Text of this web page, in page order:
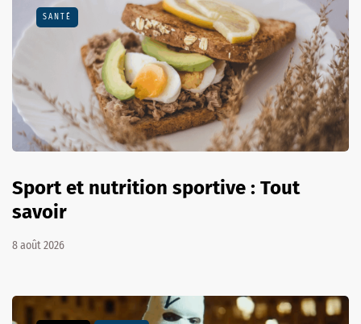
SANTÉ
Sport et nutrition sportive : Tout
savoir
8 août 2026